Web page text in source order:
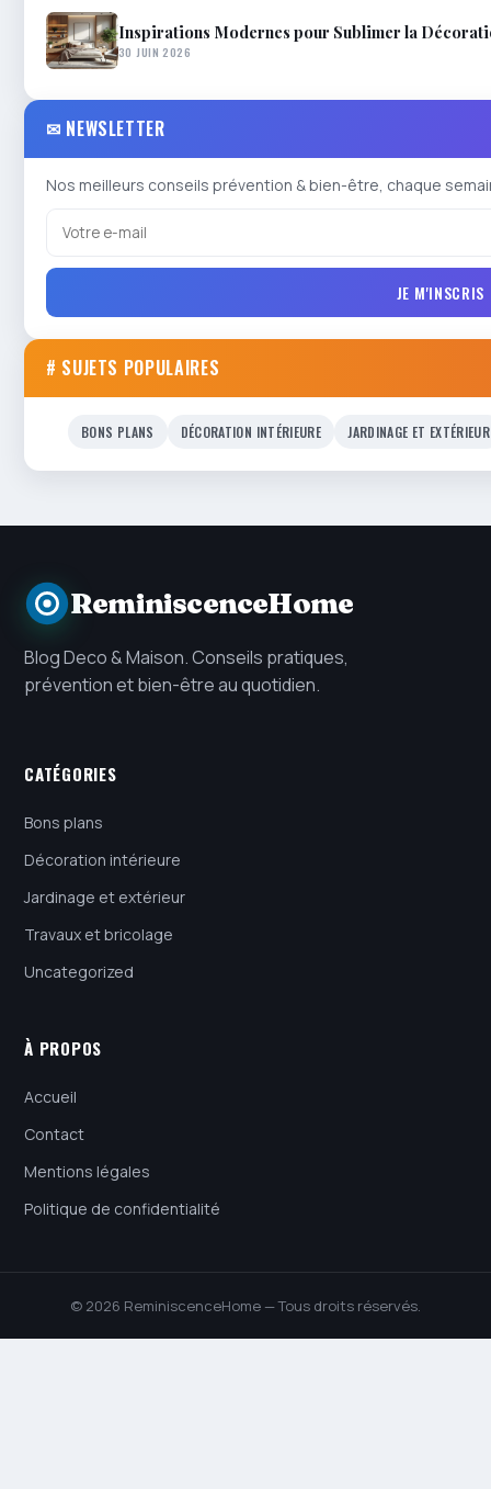
Inspirations Modernes pour Sublimer la
30 JUIN 2026
✉ NEWSLETTER
Nos meilleurs conseils prévention & bien-être, chaque
JE M'INSCRIS
# SUJETS POPULAIRES
BONS PLANS DÉCORATION INTÉRIEURE JARDINAGE ET EXTÉRIEUR
ReminiscenceHome
Blog Deco & Maison. Conseils pratiques,
prévention et bien-être au quotidien.
CATÉGORIES
Bons plans
Décoration intérieure
Jardinage et extérieur
Travaux et bricolage
Uncategorized
À PROPOS
Accueil
Contact
Mentions légales
Politique de confidentialité
© 2026 ReminiscenceHome — Tous droits réservés.